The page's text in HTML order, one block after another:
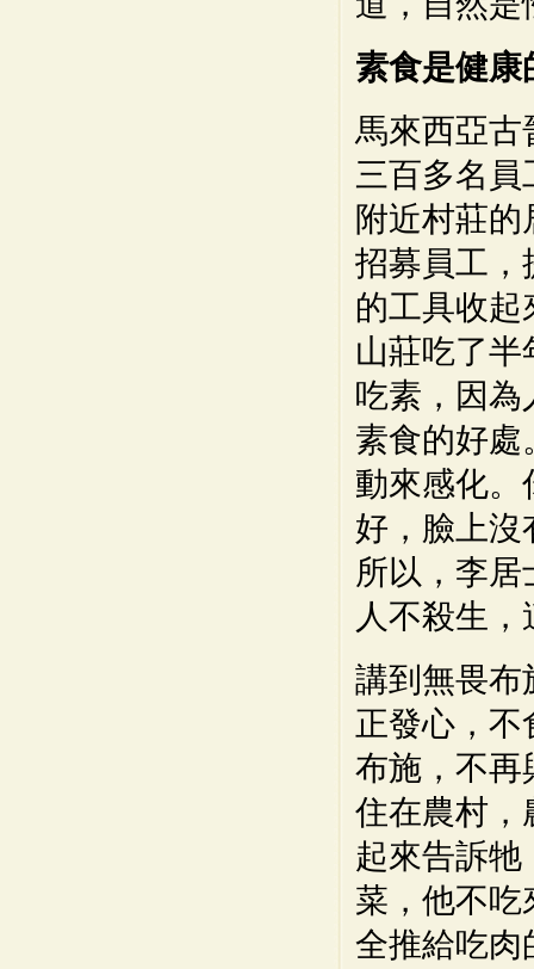
素食是健康
馬來西亞古
三百多名
附近村莊
招募員工，
的工具收
山莊吃了
吃素，因為
素食的好處
動來感化。
好，臉上沒
所以，李
人不殺生
講到無畏布
正發心，不
布施，不再
住在農村，
起來告訴牠
菜，他不吃
全推給吃肉